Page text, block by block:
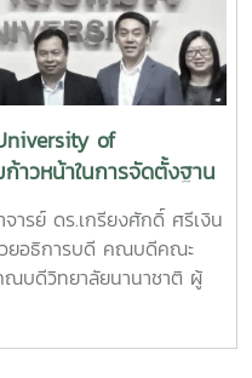
of
าวหน้าในการจัดตั้งฐาน
Circulation Base
ารย์ ดร.เกรียงศักดิ์ ศรีเงิน
ยอธิการบดี คณบดีคณะ
ณบดีวิทยาลัยนานาชาติ ผู้
Wen-Goang Yang รอง